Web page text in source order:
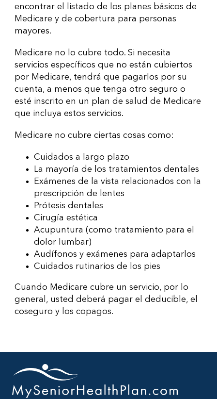
encontrar el listado de los planes básicos de
Medicare y de cobertura para personas
mayores.
Medicare no lo cubre todo. Si necesita
servicios específicos que no están cubiertos
por Medicare, tendrá que pagarlos por su
cuenta, a menos que tenga otro seguro o
esté inscrito en un plan de salud de Medicare
que incluya estos servicios.
Medicare no cubre ciertas cosas como:
Cuidados a largo plazo
La mayoría de los tratamientos dentales
Exámenes de la vista relacionados con la
prescripción de lentes
Prótesis dentales
Cirugía estética
Acupuntura (como tratamiento para el
dolor lumbar)
Audífonos y exámenes para adaptarlos
Cuidados rutinarios de los pies
Cuando Medicare cubre un servicio, por lo
general, usted deberá pagar el deducible, el
coseguro y los copagos.